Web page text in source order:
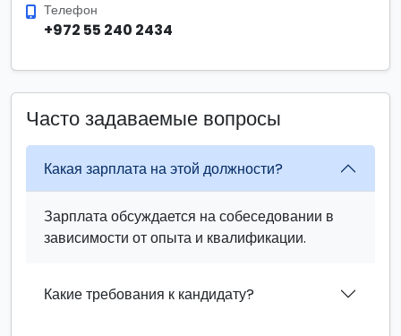
Телефон
+972 55 240 2434
Часто задаваемые вопросы
Какая зарплата на этой должности?
Зарплата обсуждается на собеседовании в
зависимости от опыта и квалификации.
Какие требования к кандидату?